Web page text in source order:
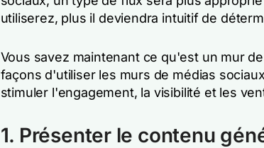
utiliserez, plus il deviendra intuitif de
Vous savez maintenant ce qu'est un mur
façons d'utiliser les murs de médias
stimuler l'engagement, la visibilité et les
1. Présenter le contenu